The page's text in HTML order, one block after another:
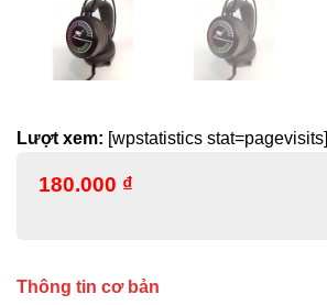
Lượt xem: [wpstatistics stat=pagevisits]
180.000 ₫
Thông tin cơ bản